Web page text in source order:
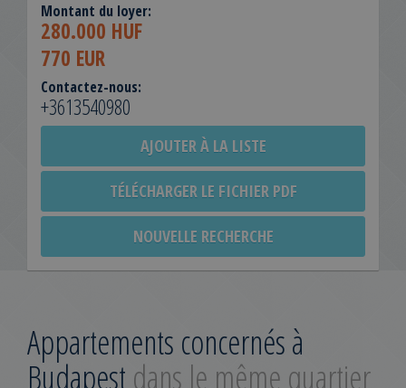
Montant du loyer:
280.000 HUF
770 EUR
Contactez-nous:
+3613540980
AJOUTER À LA LISTE
TÉLÉCHARGER LE FICHIER PDF
NOUVELLE RECHERCHE
Appartements concernés à
Budapestdans le même quartier